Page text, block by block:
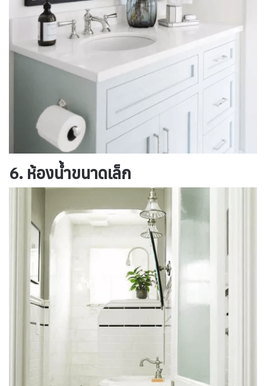
6. ห้องน้ำขนาดเล็ก